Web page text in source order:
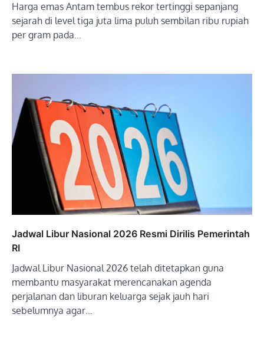
Harga emas Antam tembus rekor tertinggi sepanjang
sejarah di level tiga juta lima puluh sembilan ribu rupiah
per gram pada…
Jadwal Libur Nasional 2026 Resmi Dirilis Pemerintah
RI
Jadwal Libur Nasional 2026 telah ditetapkan guna
membantu masyarakat merencanakan agenda
perjalanan dan liburan keluarga sejak jauh hari
sebelumnya agar…